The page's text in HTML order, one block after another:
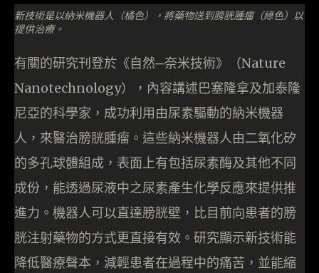
新技術是以納米機器人（橘色），將藥物送到膀胱腫瘤（綠色）以
提供治療。
有關的研究刊登於《自然─奈米技術》（Nature
Nanotechnology），內容講述巴塞隆拿及加泰隆
尼亞的科學家，成功利用由尿素驅動的納米機器
人，來醫治膀胱腫瘤。這些納米機器人由二氧化矽
的多孔球體組成，表面上有包括尿素酶及其他不同
成份，能透過尿液中之尿素產生化學反應來提供推
進力。機器人可以直達膀胱壁，比目前向患者的膀
胱注射藥物的方式更直接有效。研究顯示新技術能
降低醫療聲本，減輕患者在過程中的痛苦，並能縮